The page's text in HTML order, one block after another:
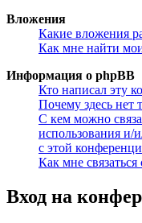
Вложения
Какие вложения
Как мне найти
Информация о phpBB
Кто написал эту
Почему здесь нет
С кем можно
использования и/
с этой
Как мне
Вход на